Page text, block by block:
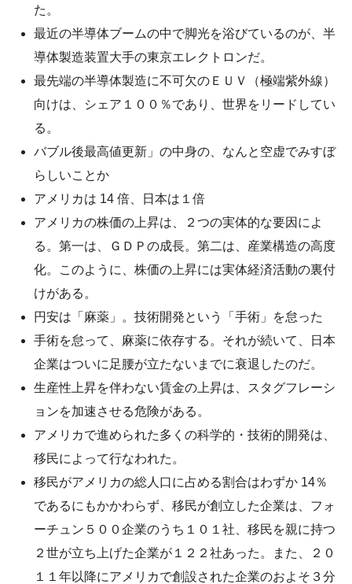
た。
最近の半導体ブームの中で脚光を浴びているのが、半
導体製造装置大手の東京エレクトロンだ。
最先端の半導体製造に不可欠のＥＵＶ（極端紫外線）
向けは、シェア１００％であり、世界をリードしてい
る。
バブル後最高値更新」の中身の、なんと空虚でみすぼ
らしいことか
アメリカは 14 倍、日本は１倍
アメリカの株価の上昇は、２つの実体的な要因によ
る。第一は、ＧＤＰの成長。第二は、産業構造の高度
化。このように、株価の上昇には実体経済活動の裏付
けがある。
円安は「麻薬」。技術開発という「手術」を怠った
手術を怠って、麻薬に依存する。それが続いて、日本
企業はついに足腰が立たないまでに衰退したのだ。
生産性上昇を伴わない賃金の上昇は、スタグフレーシ
ョンを加速させる危険がある。
アメリカで進められた多くの科学的・技術的開発は、
移民によって行なわれた。
移民がアメリカの総人口に占める割合はわずか 14％
であるにもかかわらず、移民が創立した企業は、フォ
ーチュン５００企業のうち１０１社、移民を親に持つ
２世が立ち上げた企業が１２２社あった。また、２０
１１年以降にアメリカで創設された企業のおよそ３分